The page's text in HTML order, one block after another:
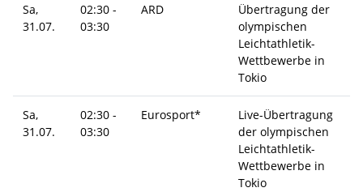
Sa,
31.07.
02:30 -
03:30
ARD
Übertragung der
olympischen
Leichtathletik-
Wettbewerbe in
Tokio
Sa,
31.07.
02:30 -
03:30
Eurosport*
Live-Übertragung
der olympischen
Leichtathletik-
Wettbewerbe in
Tokio